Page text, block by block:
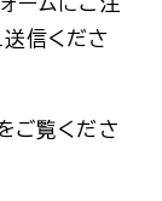
信くださ
ご覧くださ